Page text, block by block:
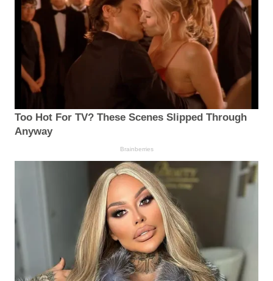
Too Hot For TV? These Scenes Slipped Through
Anyway
Brainberries